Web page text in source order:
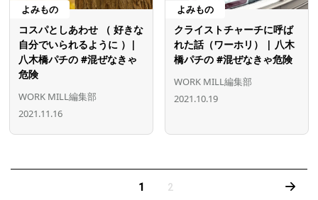
よみもの
コスパとしあわせ （ 好きな
自分でいられるように ）|
八木橋パチの #混ぜなきゃ
危険
WORK MILL編集部
2021.11.16
よみもの
クライストチャーチに呼ば
れた話（ワーホリ） | 八木
橋パチの #混ぜなきゃ危険
WORK MILL編集部
2021.10.19
1 2